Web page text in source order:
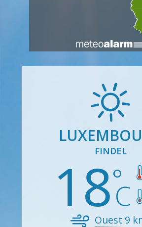
FINDEL
18
Ouest 9